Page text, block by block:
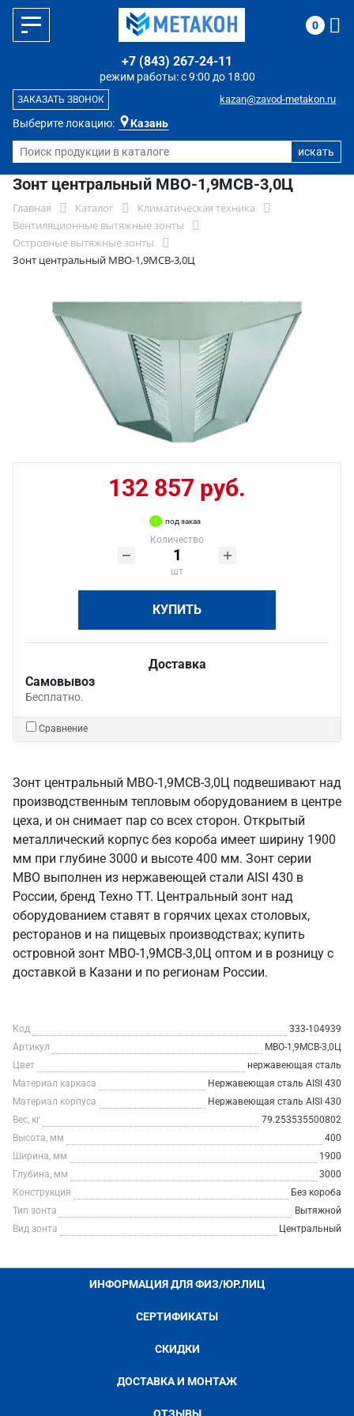
Выберите локацию: Казань
режим работы: с 9:00 до 18:00
+7 (843) 267-24-11
kazan@zavod-metakon.ru
ЗАКАЗАТЬ ЗВОНОК
0
Зонт центральный МВО-1,9МСВ-3,0Ц
Главная Каталог
Климатическая техника
Вентиляционные вытяжные зонты
Островные вытяжные зонты
Зонт центральный МВО-1,9МСВ-3,0Ц
132 857 руб.
под заказ
Количество
шт
КУПИТЬ
Доставка
Самовывоз
Бесплатно.
Сравнение
Зонт центральный МВО-1,9МСВ-3,0Ц подвешивают над
производственным тепловым оборудованием в центре
цеха, и он снимает пар со всех сторон. Открытый
металлический корпус без короба имеет ширину 1900
мм при глубине 3000 и высоте 400 мм. Зонт серии
МВО выполнен из нержавеющей стали AISI 430 в
России, бренд Техно ТТ. Центральный зонт над
оборудованием ставят в горячих цехах столовых,
ресторанов и на пищевых производствах; купить
островной зонт МВО-1,9МСВ-3,0Ц оптом и в розницу с
доставкой в Казани и по регионам России.
Код
333-104939
Артикул
МВО-1,9МСВ-3,0Ц
Цвет
нержавеющая сталь
Материал каркаса
Нержавеющая сталь AISI 430
Материал корпуса
Нержавеющая сталь AISI 430
Вес, кг
79.253535500802
Высота, мм
400
Ширина, мм
1900
Глубина, мм
3000
Конструкция
Без короба
Тип зонта
Вытяжной
Вид зонта
Центральный
ИНФОРМАЦИЯ ДЛЯ ФИЗ/ЮР.ЛИЦ
СЕРТИФИКАТЫ
СКИДКИ
ДОСТАВКА И МОНТАЖ